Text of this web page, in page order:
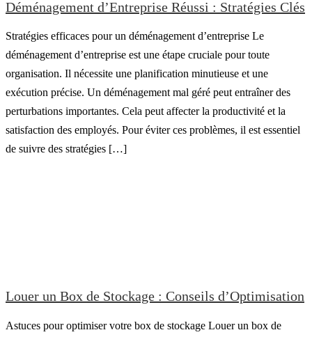
Déménagement d’Entreprise Réussi : Stratégies Clés
Stratégies efficaces pour un déménagement d’entreprise Le
déménagement d’entreprise est une étape cruciale pour toute
organisation. Il nécessite une planification minutieuse et une
exécution précise. Un déménagement mal géré peut entraîner des
perturbations importantes. Cela peut affecter la productivité et la
satisfaction des employés. Pour éviter ces problèmes, il est essentiel
de suivre des stratégies […]
Louer un Box de Stockage : Conseils d’Optimisation
Astuces pour optimiser votre box de stockage Louer un box de